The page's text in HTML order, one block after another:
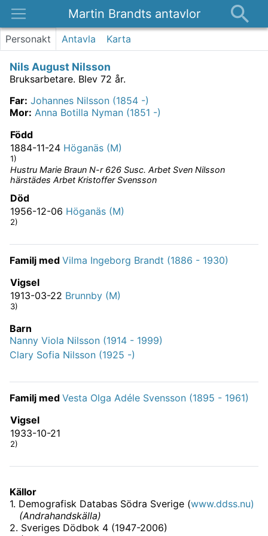
Martin Brandts antavlor
Platser
Om
Kontakt
Personakt Antavla Karta
Nils August Nilsson
Bruksarbetare. Blev 72 år.
Far: Johannes Nilsson (1854 -)
Mor: Anna Botilla Nyman (1851 -)
Född
1884-11-24 Höganäs (M)
1)
Hustru Marie Braun N-r 626 Susc. Arbet Sven Nilsson
härstädes Arbet Kristoffer Svensson
Död
1956-12-06 Höganäs (M)
2)
Familj med Vilma Ingeborg Brandt (1886 - 1930)
Vigsel
1913-03-22 Brunnby (M)
3)
Barn
Nanny Viola Nilsson (1914 - 1999)
Clary Sofia Nilsson (1925 -)
Familj med Vesta Olga Adéle Svensson (1895 - 1961)
Vigsel
1933-10-21
2)
Källor
1. Demografisk Databas Södra Sverige (www.ddss.nu)
(Andrahandskälla)
2. Sveriges Dödbok 4 (1947-2006)